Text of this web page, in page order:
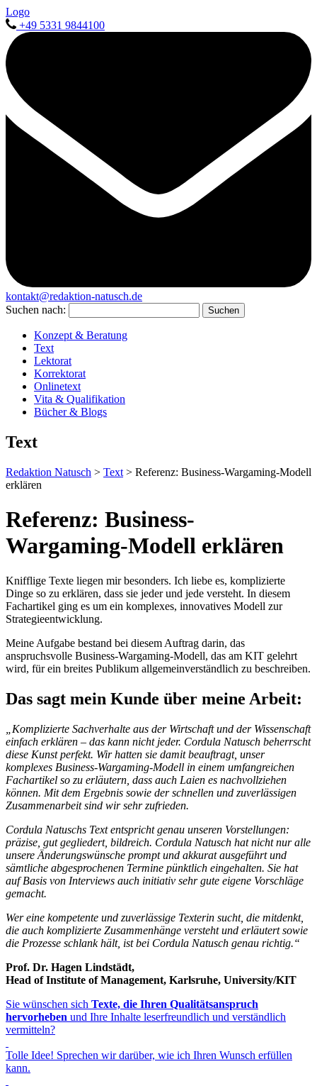
Logo
+49 5331 9844100
kontakt@redaktion-natusch.de
Suchen nach:
Konzept & Beratung
Text
Lektorat
Korrektorat
Onlinetext
Vita & Qualifikation
Bücher & Blogs
Text
Redaktion Natusch > Text > Referenz: Business-Wargaming-Modell
erklären
Referenz: Business-
Wargaming-Modell erklären
Knifflige Texte liegen mir besonders. Ich liebe es, komplizierte
Dinge so zu erklären, dass sie jeder und jede versteht. In diesem
Fachartikel ging es um ein komplexes, innovatives Modell zur
Strategieentwicklung.
Meine Aufgabe bestand bei diesem Auftrag darin, das
anspruchsvolle Business-Wargaming-Modell, das am KIT gelehrt
wird, für ein breites Publikum allgemeinverständlich zu beschreiben.
Das sagt mein Kunde über meine Arbeit:
„Komplizierte Sachverhalte aus der Wirtschaft und der Wissenschaft
einfach erklären – das kann nicht jeder. Cordula Natusch beherrscht
diese Kunst perfekt. Wir hatten sie damit beauftragt, unser
komplexes Business-Wargaming-Modell in einem umfangreichen
Fachartikel so zu erläutern, dass auch Laien es nachvollziehen
können. Mit dem Ergebnis sowie der schnellen und zuverlässigen
Zusammenarbeit sind wir sehr zufrieden.
Cordula Natuschs Text entspricht genau unseren Vorstellungen:
präzise, gut gegliedert, bildreich. Cordula Natusch hat nicht nur alle
unsere Änderungswünsche prompt und akkurat ausgeführt und
sämtliche abgesprochenen Termine pünktlich eingehalten. Sie hat
auf Basis von Interviews auch initiativ sehr gute eigene Vorschläge
gemacht.
Wer eine kompetente und zuverlässige Texterin sucht, die mitdenkt,
die auch komplizierte Zusammenhänge versteht und erläutert sowie
die Prozesse schlank hält, ist bei Cordula Natusch genau richtig.“
Prof. Dr. Hagen Lindstädt,
Head of Institute of Management, Karlsruhe, University/KIT
Sie wünschen sich Texte, die Ihren Qualitätsanspruch
hervorheben und Ihre Inhalte leserfreundlich und verständlich
vermitteln?
Tolle Idee! Sprechen wir darüber, wie ich Ihren Wunsch erfüllen
kann.